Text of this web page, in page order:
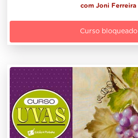
com Joni Ferreira
Curso bloqueado